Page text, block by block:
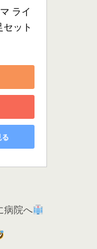
ライ
ット
病院へ